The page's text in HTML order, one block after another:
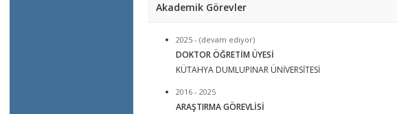
Akademik Görevler
2025 - (devam ediyor)
DOKTOR ÖĞRETİM ÜYESİ
KÜTAHYA DUMLUPINAR ÜNİVERSİTESİ
2016 - 2025
ARAŞTIRMA GÖREVLİSİ